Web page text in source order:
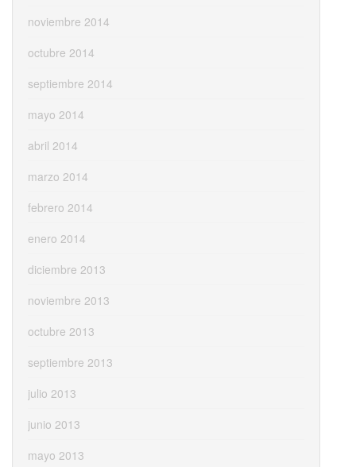
noviembre 2014
octubre 2014
septiembre 2014
mayo 2014
abril 2014
marzo 2014
febrero 2014
enero 2014
diciembre 2013
noviembre 2013
octubre 2013
septiembre 2013
julio 2013
junio 2013
mayo 2013